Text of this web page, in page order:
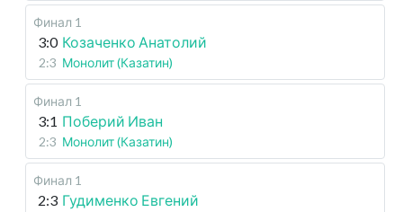
Финал 1
3:0 Козаченко Анатолий
2:3 Монолит (Казатин)
Финал 1
3:1 Поберий Иван
2:3 Монолит (Казатин)
Финал 1
2:3 Гудименко Евгений